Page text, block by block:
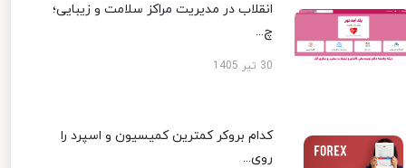
انقلاب در مدیریت مراکز سلامت و زیبایی؛
چ...
30 تیر 1405
کدام بروکر کمترین کمیسیون و اسپرد را
روی...